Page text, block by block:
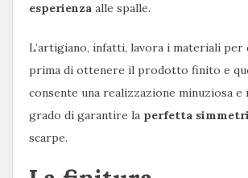
esperienza alle spalle.
L’artigiano, infatti, lavora i materiali
prima di ottenere il prodotto finito e
consente una realizzazione minuziosa e
grado di garantire la perfetta
scarpe.